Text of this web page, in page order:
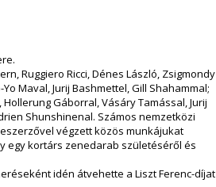
Ruggiero Ricci, Dénes László, Zsigmondy
Maval, Jurij Bashmettel, Gill Shahammal;
Gáborral, Vásáry Tamással, Jurij
Shunshinenal. Számos nemzetközi
végzett közös munkájukat
egy kortárs zenedarab születéséről és
idén átvehette a Liszt Ferenc-díjat